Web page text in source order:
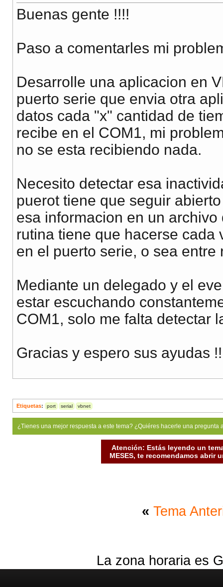
Buenas gente !!!!
Paso a comentarles mi
Desarrolle una aplicacion en
puerto serie que envia otra
datos cada "x" cantidad de
recibe en el COM1, mi
no se esta recibiendo nada.
Necesito detectar esa
puerot tiene que seguir
esa informacion en un
rutina tiene que hacerse
en el puerto serie, o sea
Mediante un delegado y el
estar escuchando
COM1, solo me falta detectar
Gracias y espero sus ayudas
Etiquetas: port serial vbnet
¿Tienes una mejor respuesta a este tema? ¿Quiéres hacerle una
Atención: Estás leyendo un
MESES, te recomendamos abrir
« Tema
La zona horaria es